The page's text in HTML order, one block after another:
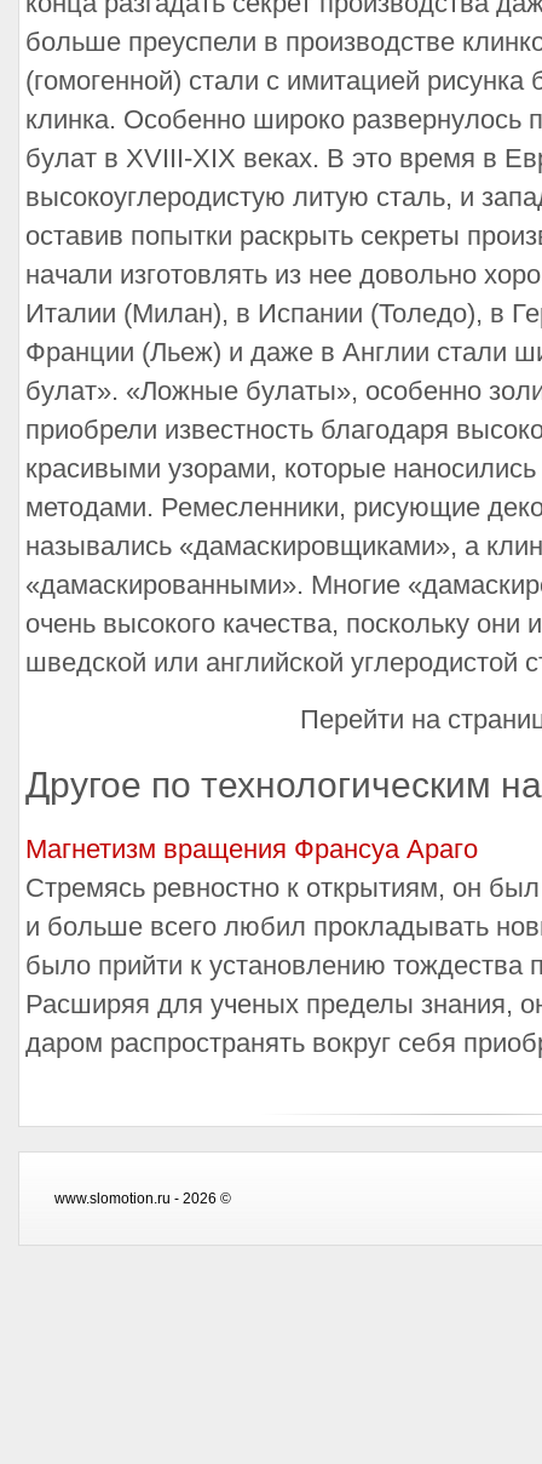
больше преуспели в производстве
(гомогенной) стали с имитацией рисунка
клинка. Особенно широко развернулось
булат в XVIII-XIX веках. В это время в
высокоуглеродистую литую сталь, и
оставив попытки раскрыть секреты
начали изготовлять из нее довольно
Италии (Милан), в Испании (Толедо), в
Франции (Льеж) и даже в Англии стали
булат». «Ложные булаты», особенно
приобрели известность благодаря
красивыми узорами, которые
методами. Ремесленники, рисующие
назывались «дамаскировщиками», а
«дамаскированными». Многие
очень высокого качества, поскольку они
шведской или английской углеродистой
Перейти на
Другое по технологическим
Магнетизм вращения Франсуа Араго
Стремясь ревностно к открытиям, он
и больше всего любил прокладывать
было прийти к установлению тождества
Расширяя для ученых пределы знания,
даром распространять вокруг себя
www.slomotion.ru - 2026 ©